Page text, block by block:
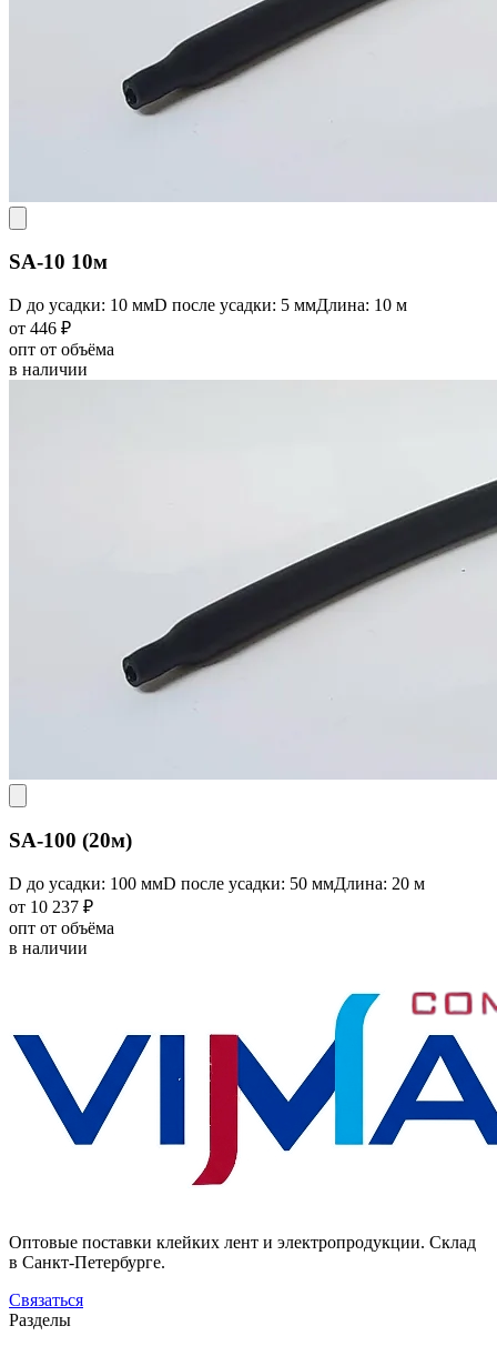
SA-10 10м
D до усадки: 10 ммD после усадки: 5 ммДлина: 10 м
от 446 ₽
опт от объёма
в наличии
SA-100 (20м)
D до усадки: 100 ммD после усадки: 50 ммДлина: 20 м
от 10 237 ₽
опт от объёма
в наличии
Оптовые поставки клейких лент и электропродукции. Склад
в Санкт-Петербурге.
Связаться
Разделы